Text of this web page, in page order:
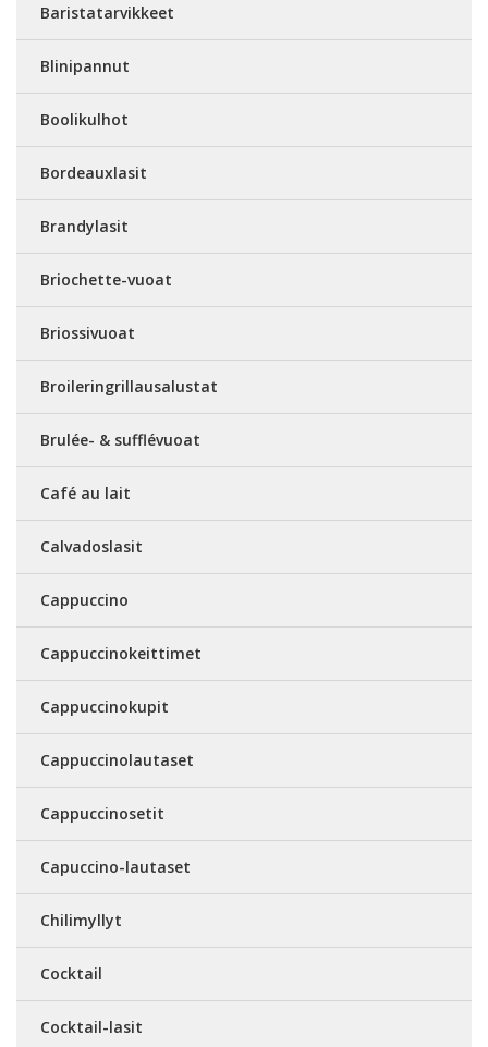
Baristatarvikkeet
Blinipannut
Boolikulhot
Bordeauxlasit
Brandylasit
Briochette-vuoat
Briossivuoat
Broileringrillausalustat
Brulée- & sufflévuoat
Café au lait
Calvadoslasit
Cappuccino
Cappuccinokeittimet
Cappuccinokupit
Cappuccinolautaset
Cappuccinosetit
Capuccino-lautaset
Chilimyllyt
Cocktail
Cocktail-lasit